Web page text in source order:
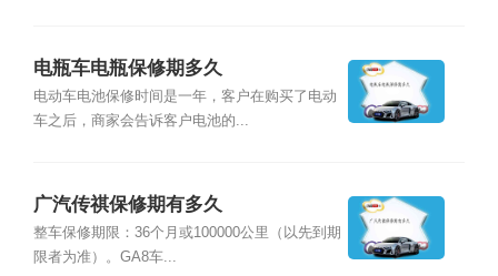
电瓶车电瓶保修期多久
电动车电池保修时间是一年，客户在购买了电动
车之后，商家会告诉客户电池的...
广汽传祺保修期有多久
整车保修期限：36个月或100000公里（以先到期
限者为准）。GA8车...